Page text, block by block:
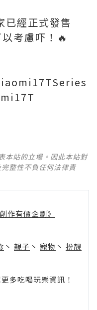
經正式發售
考慮吓！🔥
本站的立場。因此本站對
整性不負任何法律責
作有價企劃》
丶 親子 丶 寵物 丶 扮靚
多吃喝玩樂資訊！